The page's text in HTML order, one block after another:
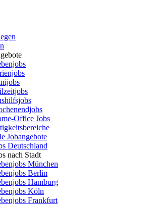
Office Jobs
Jobangebote
Deutschland
nach Stadt
München
Berlin
Hamburg
Köln
Frankfurt